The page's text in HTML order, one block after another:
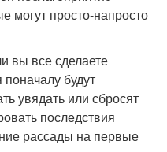
могут просто-напросто
вы все сделаете
будут
увядать или сбросят
последствия
рассады на первые